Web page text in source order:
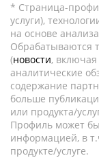
* Страница-
услуги),
на основе
Обрабатываются
(новости,
аналитические
содержание
больше
или продукта/
Профиль может
информацией, в
продукте/услуге.